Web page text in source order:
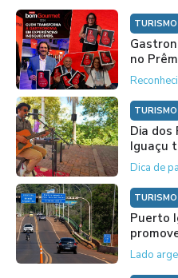
TURISMO
no
TURISMO
Dia dos
Iguaçu
Dica de
TURISMO
Puerto
Lado